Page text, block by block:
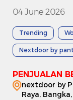
04 June 2026
Trending
Nextdoor by
PENJUALAN
nextdoor by
Raya,